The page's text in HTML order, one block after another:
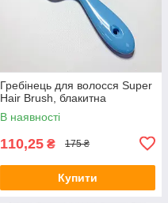
Гребінець для волосся Super
Hair Brush, блакитна
В наявності
110,25 ₴ 175 ₴
Купити